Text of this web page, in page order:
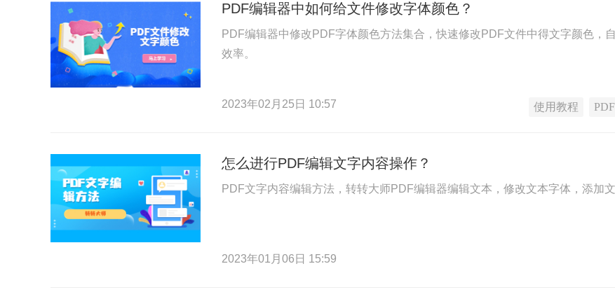
PDF编辑器中如何给文件修改字体颜色？
PDF编辑器中修改PDF字体颜色方法集合，快速修改PDF文件中得文字颜色，
效率。
2023年02月25日 10:57 使用教程
怎么进行PDF编辑文字内容操作？
PDF文字内容编辑方法，转转大师PDF编辑器编辑文本，修改文本字体，添加
2023年01月06日 15:59